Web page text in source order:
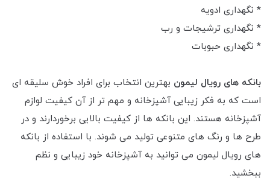
* نگهداری ادویه
* نگهداری ترشیجات و رب
* نگهداری حبوبات
بانکه های رویال لیمون بهترین انتخاب برای افراد خوش سلیقه ای
است که به فکر زیبایی آشپزخانه و مهم تر از آن کیفیت لوازم
آشپزخانه هستند. این بانکه ها از کیفیت بالایی برخوردارند و در
طرح ها و رنگ های متنوعی تولید می شوند. با استفاده از بانکه
های رویال لیمون می توانید به آشپزخانه خود زیبایی و نظم
ببخشید.